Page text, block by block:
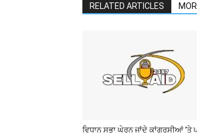
RELATED ARTICLES
ਵਿਧਾਨ ਸਭਾ ਘੇਰਨ ਜਾਂਦੇ ਕਾਂਗਰਸੀਆਂ ’ਤੇ